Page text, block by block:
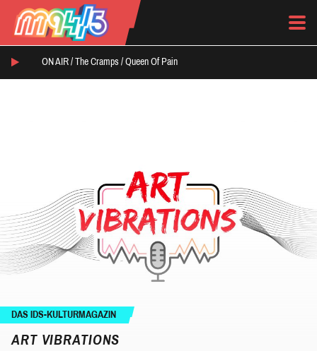
ON AIR / The Cramps / Queen Of Pain
DAS IDS-KULTURMAGAZIN
ART VIBRATIONS